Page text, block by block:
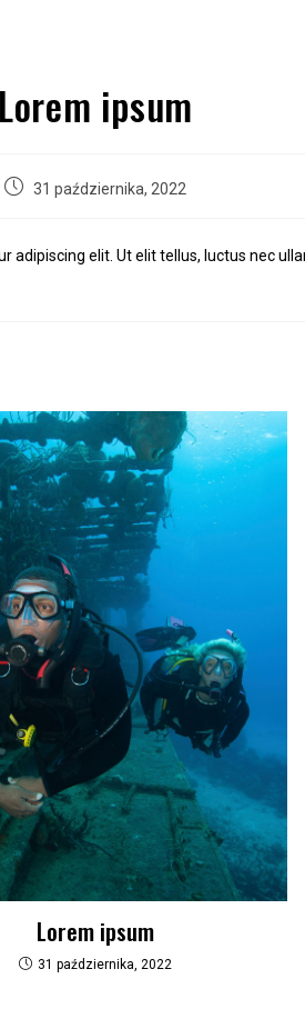
Lorem ipsum
31 października, 2022
adipiscing elit. Ut elit tellus, luctus nec
Lorem ipsum
31 października, 2022